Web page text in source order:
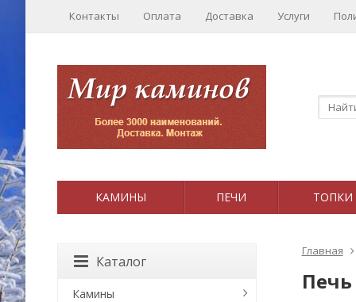
Контакты Оплата Доставка Услуги
КАМИНЫ ПЕЧИ ТОПКИ
Главная
Каталог
Камины